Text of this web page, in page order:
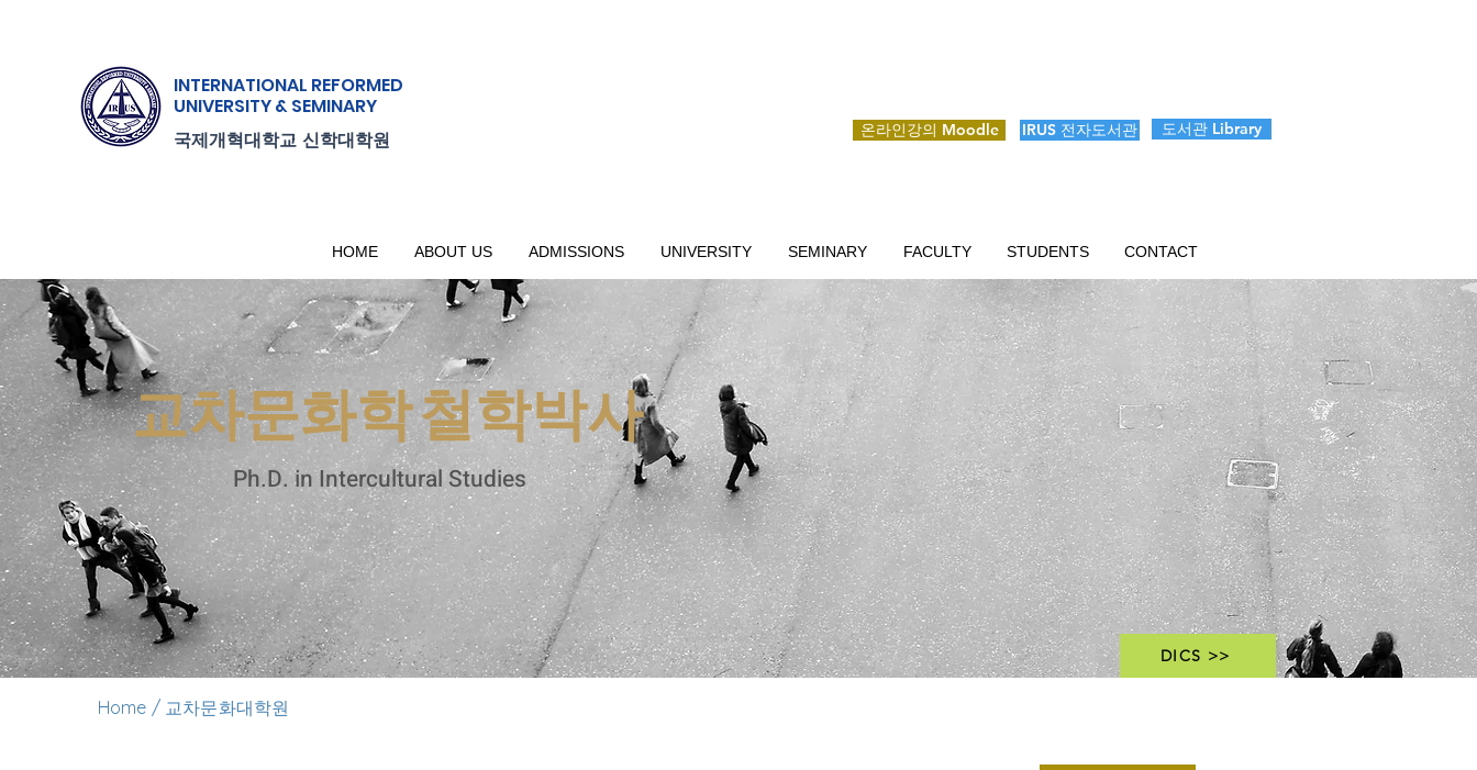
INTERNATIONAL REFORMED
UNIVERSITY & SEMINARY
국제개혁대학교
. 신학대학원 온라인강의 Moodle IRUS 전자도서관 도서관 Library
HOME ABOUT US ADMISSIONS UNIVERSITY SEMINARY FACULTY STUDENTS CONTACT
교차문화학 철학박사
Ph.D. in Intercultural Studies
DICS >>
Home /​ 교차문화대학원